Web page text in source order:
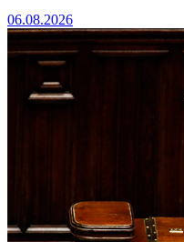
06.08.2026